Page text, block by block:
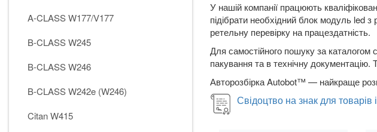
A-CLASS W177/V177
B-CLASS W245
B-CLASS W246
B-CLASS W242e (W246)
Citan W415
У нашій компанії працюють
підібрати необхідний блок модуль led
ретельну перевірку на працездатність.
Для самостійного пошуку за каталогом
пакування та в технічну
Авторозбірка Autobot™ — найкраще
Свідоцтво на знак для товарів